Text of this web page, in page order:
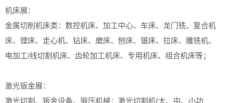
机床展：
金属切削机床类：数控机床、加工中心、车床、龙门铣、复合机
床、镗床、走心机、钻床、磨床、刨床、锯床、拉床、雕铣机、
电加工/线切割机床、齿轮加工机床、专用机床、组合机床等；
激光钣金展：
激光切割、钣金设备、锻压机械：激光切割机(大、中、小功